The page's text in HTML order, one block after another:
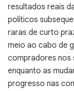
resultados reais
políticos
raras de curto
meio ao cabo de
compradores nos
enquanto as
progresso nas